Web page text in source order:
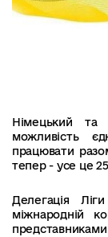
Німецький та
можливість
працювати
тепер - усе це
Делегація
міжнародній